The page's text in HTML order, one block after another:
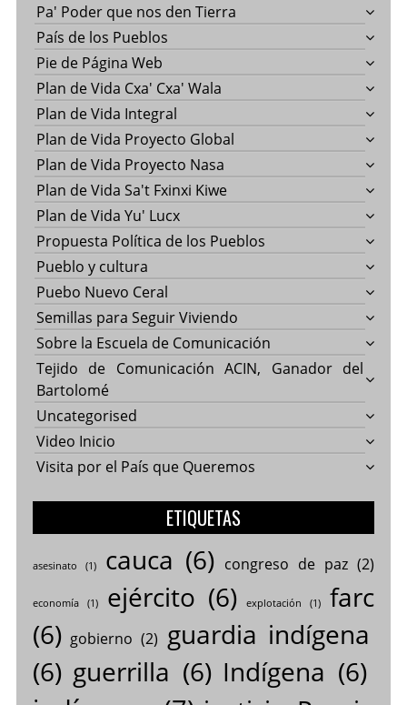
Pa' Poder que nos den Tierra
País de los Pueblos
Pie de Página Web
Plan de Vida Cxa' Cxa' Wala
Plan de Vida Integral
Plan de Vida Proyecto Global
Plan de Vida Proyecto Nasa
Plan de Vida Sa't Fxinxi Kiwe
Plan de Vida Yu' Lucx
Propuesta Política de los Pueblos
Pueblo y cultura
Puebo Nuevo Ceral
Semillas para Seguir Viviendo
Sobre la Escuela de Comunicación
Tejido de Comunicación ACIN, Ganador del
Bartolomé
Uncategorised
Video Inicio
Visita por el País que Queremos
ETIQUETAS
asesinato (1) cauca (6) congreso de paz(2)
economía(1) ejército (6) explotación (1)
farc
(6) gobierno (2) guardia indígena
(6) guerrilla (6) Indígena (6)